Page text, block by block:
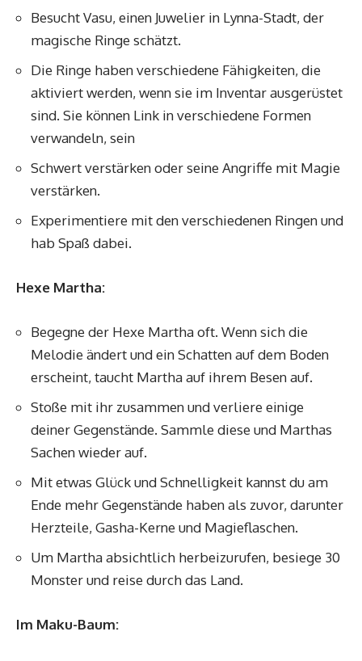
Besucht Vasu, einen Juwelier in Lynna-Stadt, der
magische Ringe schätzt.
Die Ringe haben verschiedene Fähigkeiten, die
aktiviert werden, wenn sie im Inventar ausgerüstet
sind. Sie können Link in verschiedene Formen
verwandeln, sein
Schwert verstärken oder seine Angriffe mit Magie
verstärken.
Experimentiere mit den verschiedenen Ringen und
hab Spaß dabei.
Hexe Martha:
Begegne der Hexe Martha oft. Wenn sich die
Melodie ändert und ein Schatten auf dem Boden
erscheint, taucht Martha auf ihrem Besen auf.
Stoße mit ihr zusammen und verliere einige
deiner Gegenstände. Sammle diese und Marthas
Sachen wieder auf.
Mit etwas Glück und Schnelligkeit kannst du am
Ende mehr Gegenstände haben als zuvor, darunter
Herzteile, Gasha-Kerne und Magieflaschen.
Um Martha absichtlich herbeizurufen, besiege 30
Monster und reise durch das Land.
Im Maku-Baum: